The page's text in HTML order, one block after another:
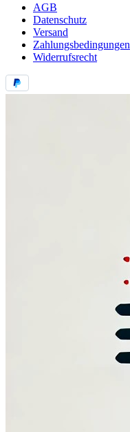
AGB
Datenschutz
Versand
Zahlungsbedingungen
Widerrufsrecht